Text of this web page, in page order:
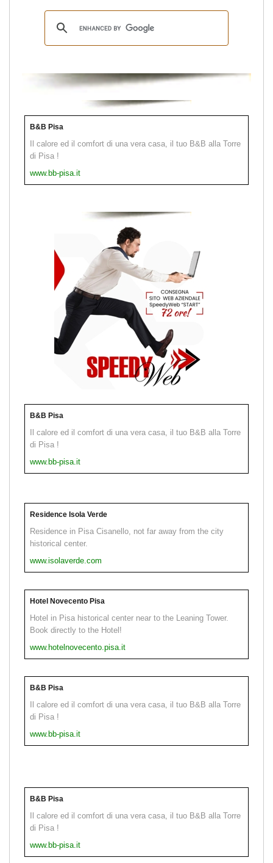
B&B Pisa
Il calore ed il comfort di una vera casa, il tuo B&B alla Torre
di Pisa !
www.bb-pisa.it
B&B Pisa
Il calore ed il comfort di una vera casa, il tuo B&B alla Torre
di Pisa !
www.bb-pisa.it
Residence Isola Verde
Residence in Pisa Cisanello, not far away from the city
historical center.
www.isolaverde.com
Hotel Novecento Pisa
Hotel in Pisa historical center near to the Leaning Tower.
Book directly to the Hotel!
www.hotelnovecento.pisa.it
B&B Pisa
Il calore ed il comfort di una vera casa, il tuo B&B alla Torre
di Pisa !
www.bb-pisa.it
B&B Pisa
Il calore ed il comfort di una vera casa, il tuo B&B alla Torre
di Pisa !
www.bb-pisa.it